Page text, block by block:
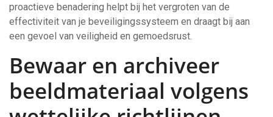
proactieve benadering helpt bij het vergroten van de
effectiviteit van je beveiligingssysteem en draagt bij aan
een gevoel van veiligheid en gemoedsrust.
Bewaar en archiveer
beeldmateriaal volgens